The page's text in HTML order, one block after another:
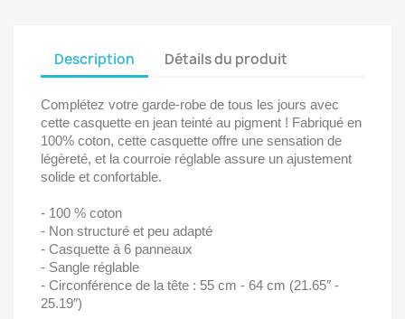
Description Détails du produit
Complétez votre garde-robe de tous les jours avec
cette casquette en jean teinté au pigment ! Fabriqué en
100% coton, cette casquette offre une sensation de
légèreté, et la courroie réglable assure un ajustement
solide et confortable.
- 100 % coton
- Non structuré et peu adapté
- Casquette à 6 panneaux
- Sangle réglable
- Circonférence de la tête : 55 cm - 64 cm (21.65″ -
25.19″)